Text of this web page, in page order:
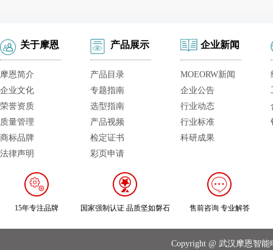
关于摩恩
摩恩简介
企业文化
荣誉资质
质量管理
商标品牌
法律声明
产品展示
产品目录
专题指南
选型指南
产品视频
检定证书
彩页申请
企业新闻
MOEORW新闻
企业公告
行业动态
行业标准
科研成果
15年专注品牌 国家强制认证 品质坚如磐石 售前咨询 专业解答
Copyright @ 武汉摩恩智